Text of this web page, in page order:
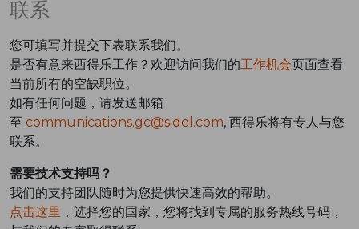
联系
您可填写并提交下表联系我们。
是否有意来西得乐工作？欢迎访问我们的工作机会页面查看
当前所有的空缺职位。
如有任何问题，请发送邮箱
至 communications.gc@sidel.com, 西得乐将有专人与您
联系。
需要技术支持吗？
我们的支持团队随时为您提供快速高效的帮助。
点击这里 ，选择您的国家，您将找到专属的服务热线号码，